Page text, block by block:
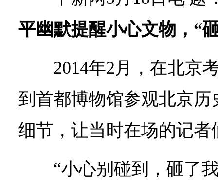
平幽默提醒小心文物，“
2014年2月，在北京
到首都博物馆参观北京
细节，让当时在场的记者
“小心别碰到，砸了